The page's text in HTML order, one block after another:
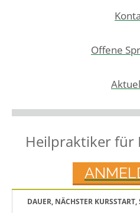
Offene
Heilpraktiker für
DAUER, NÄCHSTER